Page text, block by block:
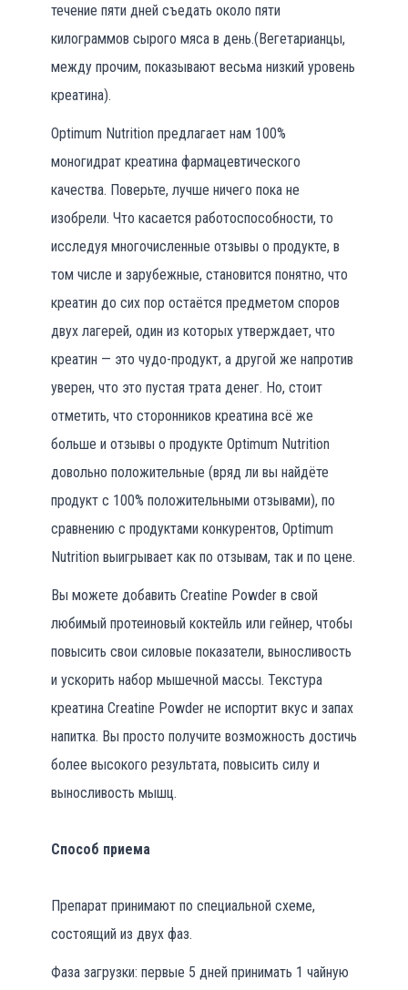
течение пяти дней съедать около пяти
килограммов сырого мяса в день.(Вегетарианцы,
между прочим, показывают весьма низкий уровень
креатина).
Optimum Nutrition предлагает нам 100%
моногидрат креатина фармацевтического
качества. Поверьте, лучше ничего пока не
изобрели. Что касается работоспособности, то
исследуя многочисленные отзывы о продукте, в
том числе и зарубежные, становится понятно, что
креатин до сих пор остаётся предметом споров
двух лагерей, один из которых утверждает, что
креатин — это чудо-продукт, а другой же напротив
уверен, что это пустая трата денег. Но, стоит
отметить, что сторонников креатина всё же
больше и отзывы о продукте Optimum Nutrition
довольно положительные (вряд ли вы найдёте
продукт с 100% положительными отзывами), по
сравнению с продуктами конкурентов, Optimum
Nutrition выигрывает как по отзывам, так и по цене.
Вы можете добавить Creatine Powder в свой
любимый протеиновый коктейль или гейнер, чтобы
повысить свои силовые показатели, выносливость
и ускорить набор мышечной массы. Текстура
креатина Creatine Powder не испортит вкус и запах
напитка. Вы просто получите возможность достичь
более высокого результата, повысить силу и
выносливость мышц.
Способ приема
Препарат принимают по специальной схеме,
состоящий из двух фаз.
Фаза загрузки: первые 5 дней принимать 1 чайную